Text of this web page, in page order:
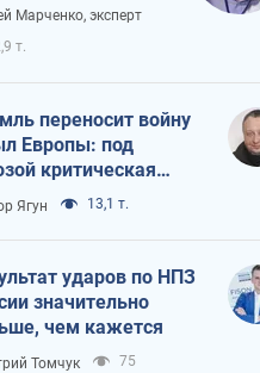
из-за
Марченко, эксперт
т.
переносит войну
Европы: под
критическая
Ягун 13,1 т.
ударов по НПЗ
значительно
чем кажется
Томчук 75